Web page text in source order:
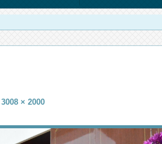
3008 × 2000